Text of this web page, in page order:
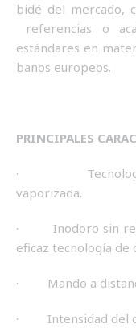
bidé del mercado,
referencias o
estándares en
baños europeos.
PRINCIPALES
· Tecnología
vaporizada.
· Inodoro sin
eficaz tecnología de
· Mando a
· Intensidad del